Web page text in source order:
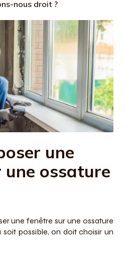
nous droit ?
une
ossature
une fenêtre sur une ossature
possible, on doit choisir un